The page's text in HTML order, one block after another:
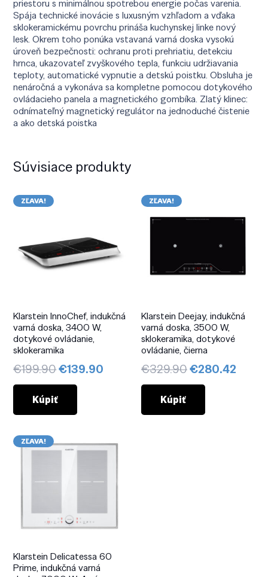
priestoru s minimálnou spotrebou energie počas varenia.
Spája technické inovácie s luxusným vzhľadom a vďaka
sklokeramickému povrchu prináša kuchynskej linke nový
lesk. Okrem toho ponúka vstavaná varná doska vysokú
úroveň bezpečnosti: ochranu proti prehriatiu, detekciu
hrnca, ukazovateľ zvyškového tepla, funkciu udržiavania
teploty, automatické vypnutie a detskú poistku. Obsluha je
nenáročná a vykonáva sa kompletne pomocou dotykového
ovládacieho panela a magnetického gombíka. Zlatý klinec:
odnímateľný magnetický regulátor na jednoduché čistenie
a ako detská poistka
Súvisiace produkty
ZĽAVA!
Klarstein InnoChef, indukčná
varná doska, 3400 W,
dotykové ovládanie,
sklokeramika
€199.90Pôvodná
cena
€199.90.
€139.90 Aktuálna
€139.90.
Kúpiť
ZĽAVA!
Klarstein Deejay, indukčná
varná doska, 3500 W,
sklokeramika, dotykové
ovládanie, čierna
€329.90Pôvodná
cena
€329.90.
€280.42
Kúpiť
ZĽAVA!
Klarstein Delicatessa 60
Prime, indukčná varná